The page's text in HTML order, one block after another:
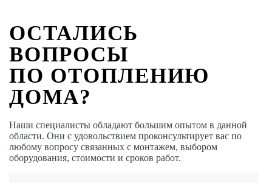
ОСТАЛИСЬ
ВОПРОСЫ
ПО ОТОПЛЕНИЮ
ДОМА?
Наши специалисты обладают большим опытом в данной
области. Они с удовольствием проконсультирует вас по
любому вопросу связанных с монтажем, выбором
оборудования, стоимости и сроков работ.